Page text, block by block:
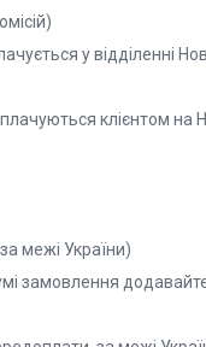
у відділенні
клієнтом на
межі України)
замовлення